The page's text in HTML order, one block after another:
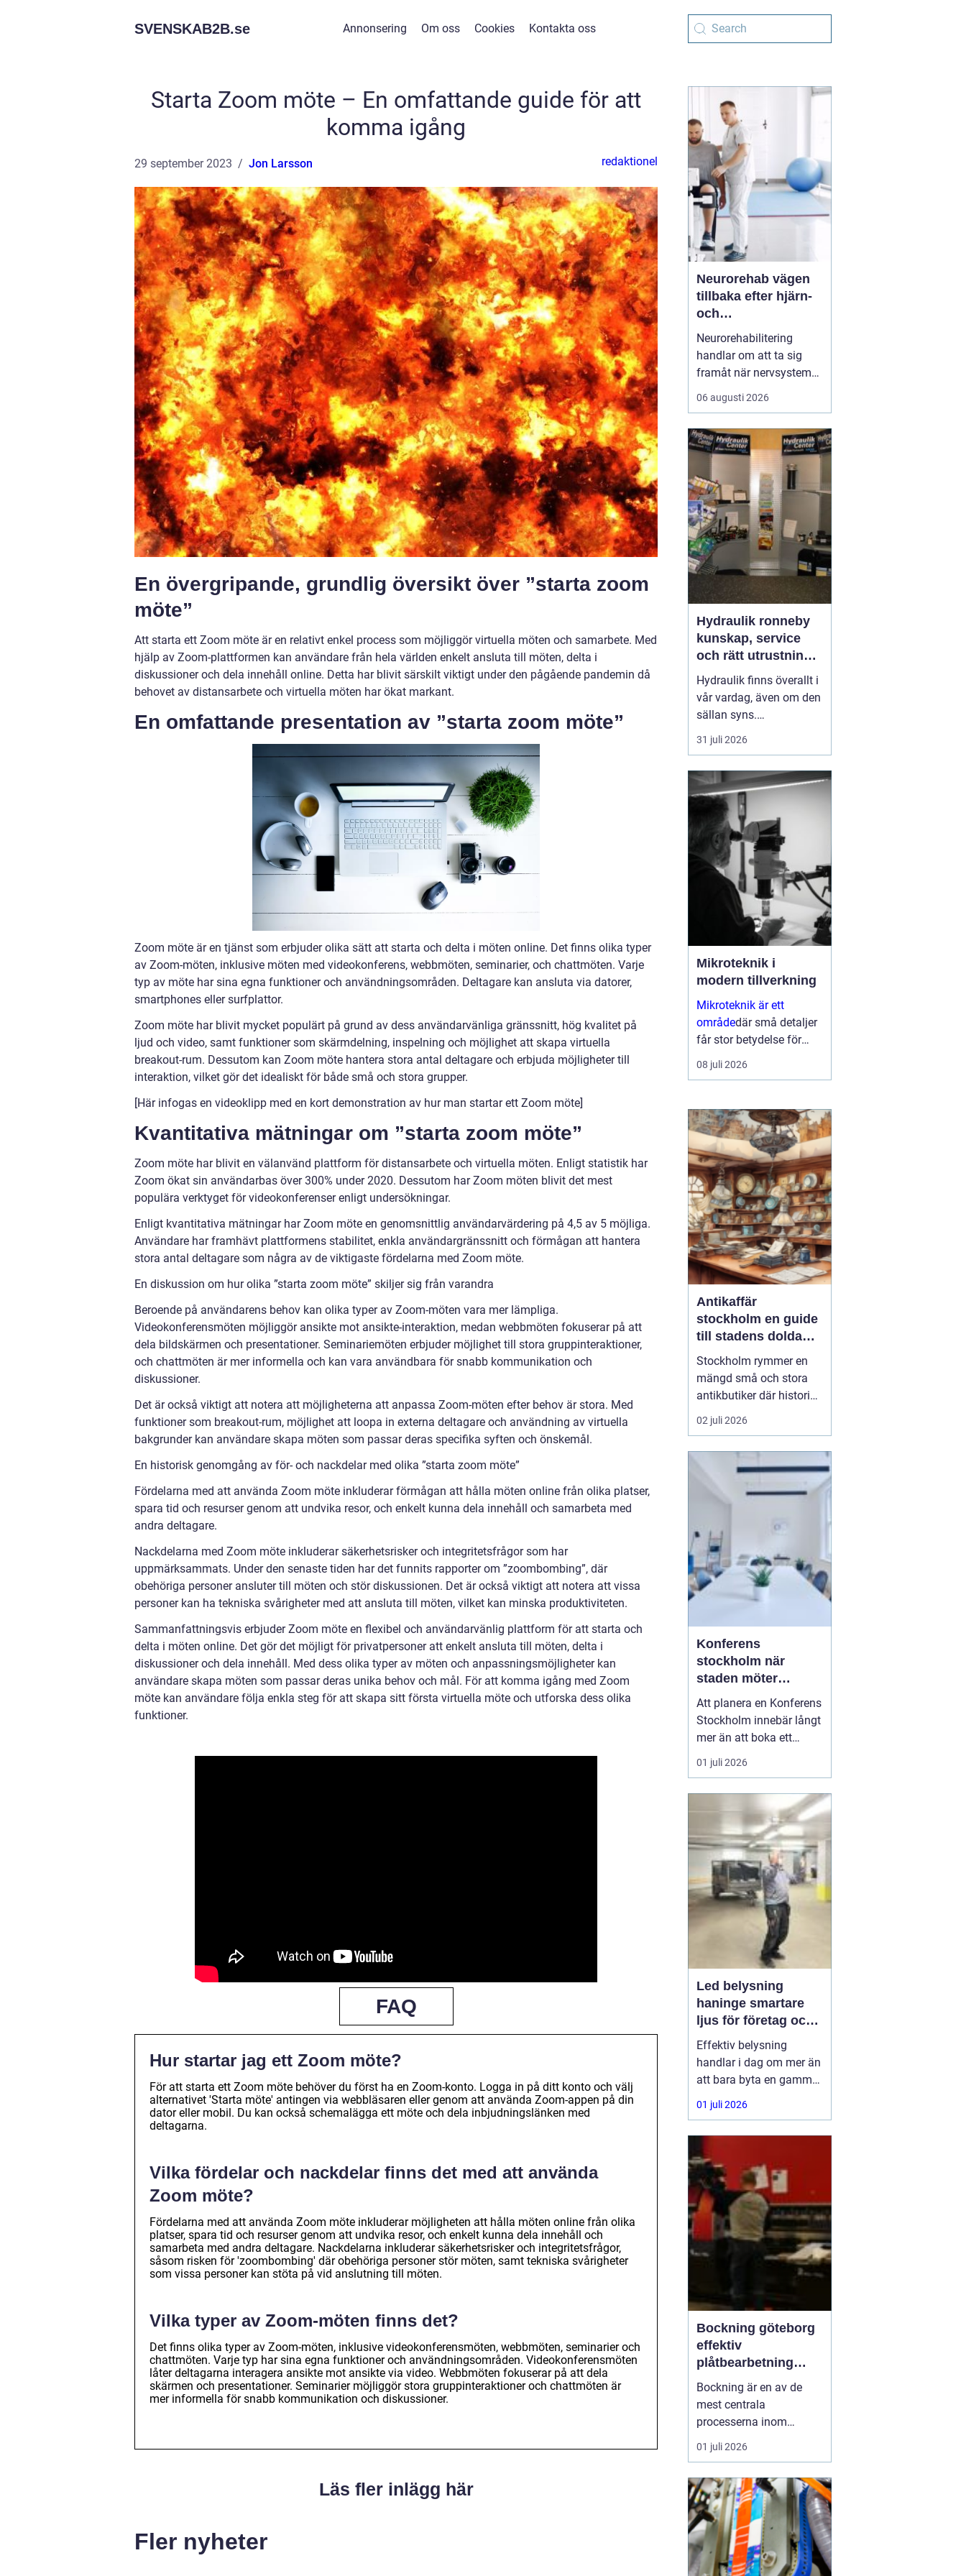
SVENSKAB2B.se Annonsering Om oss Cookies Kontakta oss
Starta Zoom möte – En omfattande guide för att
komma igång
29 september 2023 Jon Larsson redaktionel
En övergripande, grundlig översikt över ”starta zoom
möte”
Att starta ett Zoom möte är en relativt enkel process som möjliggör virtuella möten och samarbete. Med
hjälp av Zoom-plattformen kan användare från hela världen enkelt ansluta till möten, delta i
diskussioner och dela innehåll online. Detta har blivit särskilt viktigt under den pågående pandemin då
behovet av distansarbete och virtuella möten har ökat markant.
En omfattande presentation av ”starta zoom möte”
Zoom möte är en tjänst som erbjuder olika sätt att starta och delta i möten online. Det finns olika typer
av Zoom-möten, inklusive möten med videokonferens, webbmöten, seminarier, och chattmöten. Varje
typ av möte har sina egna funktioner och användningsområden. Deltagare kan ansluta via datorer,
smartphones eller surfplattor.
Zoom möte har blivit mycket populärt på grund av dess användarvänliga gränssnitt, hög kvalitet på
ljud och video, samt funktioner som skärmdelning, inspelning och möjlighet att skapa virtuella
breakout-rum. Dessutom kan Zoom möte hantera stora antal deltagare och erbjuda möjligheter till
interaktion, vilket gör det idealiskt för både små och stora grupper.
[Här infogas en videoklipp med en kort demonstration av hur man startar ett Zoom möte]
Kvantitativa mätningar om ”starta zoom möte”
Zoom möte har blivit en välanvänd plattform för distansarbete och virtuella möten. Enligt statistik har
Zoom ökat sin användarbas över 300% under 2020. Dessutom har Zoom möten blivit det mest
populära verktyget för videokonferenser enligt undersökningar.
Enligt kvantitativa mätningar har Zoom möte en genomsnittlig användarvärdering på 4,5 av 5 möjliga.
Användare har framhävt plattformens stabilitet, enkla användargränssnitt och förmågan att hantera
stora antal deltagare som några av de viktigaste fördelarna med Zoom möte.
En diskussion om hur olika ”starta zoom möte” skiljer sig från varandra
Beroende på användarens behov kan olika typer av Zoom-möten vara mer lämpliga.
Videokonferensmöten möjliggör ansikte mot ansikte-interaktion, medan webbmöten fokuserar på att
dela bildskärmen och presentationer. Seminariemöten erbjuder möjlighet till stora gruppinteraktioner,
och chattmöten är mer informella och kan vara användbara för snabb kommunikation och
diskussioner.
Det är också viktigt att notera att möjligheterna att anpassa Zoom-möten efter behov är stora. Med
funktioner som breakout-rum, möjlighet att loopa in externa deltagare och användning av virtuella
bakgrunder kan användare skapa möten som passar deras specifika syften och önskemål.
En historisk genomgång av för- och nackdelar med olika ”starta zoom möte”
Fördelarna med att använda Zoom möte inkluderar förmågan att hålla möten online från olika platser,
spara tid och resurser genom att undvika resor, och enkelt kunna dela innehåll och samarbeta med
andra deltagare.
Nackdelarna med Zoom möte inkluderar säkerhetsrisker och integritetsfrågor som har
uppmärksammats. Under den senaste tiden har det funnits rapporter om ”zoombombing”, där
obehöriga personer ansluter till möten och stör diskussionen. Det är också viktigt att notera att vissa
personer kan ha tekniska svårigheter med att ansluta till möten, vilket kan minska produktiviteten.
Sammanfattningsvis erbjuder Zoom möte en flexibel och användarvänlig plattform för att starta och
delta i möten online. Det gör det möjligt för privatpersoner att enkelt ansluta till möten, delta i
diskussioner och dela innehåll. Med dess olika typer av möten och anpassningsmöjligheter kan
användare skapa möten som passar deras unika behov och mål. För att komma igång med Zoom
möte kan användare följa enkla steg för att skapa sitt första virtuella möte och utforska dess olika
funktioner.
FAQ
Hur startar jag ett Zoom möte?
För att starta ett Zoom möte behöver du först ha en Zoom-konto. Logga in på ditt konto och välj
alternativet 'Starta möte' antingen via webbläsaren eller genom att använda Zoom-appen på din
dator eller mobil. Du kan också schemalägga ett möte och dela inbjudningslänken med
deltagarna.
Vilka fördelar och nackdelar finns det med att använda
Zoom möte?
Fördelarna med att använda Zoom möte inkluderar möjligheten att hålla möten online från olika
platser, spara tid och resurser genom att undvika resor, och enkelt kunna dela innehåll och
samarbeta med andra deltagare. Nackdelarna inkluderar säkerhetsrisker och integritetsfrågor,
såsom risken för 'zoombombing' där obehöriga personer stör möten, samt tekniska svårigheter
som vissa personer kan stöta på vid anslutning till möten.
Vilka typer av Zoom-möten finns det?
Det finns olika typer av Zoom-möten, inklusive videokonferensmöten, webbmöten, seminarier och
chattmöten. Varje typ har sina egna funktioner och användningsområden. Videokonferensmöten
låter deltagarna interagera ansikte mot ansikte via video. Webbmöten fokuserar på att dela
skärmen och presentationer. Seminarier möjliggör stora gruppinteraktioner och chattmöten är
mer informella för snabb kommunikation och diskussioner.
Läs fler inlägg här
Fler nyheter
Neurorehab vägen
tillbaka efter hjärn-
och
ryggmärgsskador
Neurorehabilitering
handlar om att ta sig
framåt när nervsystemet
har skadats eller
påverkats av sjukdom.
funktion, stärka det som
fortfarande fungerar och
skapa nya strategier för
vardagen. Med rätt stöd,
tillräcklig träning och ...
06 augusti 2026
Hydraulik ronneby
kunskap, service
och rätt utrustning
när det behövs som
mest
Hydraulik finns överallt i
vår vardag, även om den
sällan syns.
Skogsmaskiner,
lantbruksmaskiner,
industrilinjer och sågverk
är alla beroende av
välfungerande
hydrauliska system. När
en slang brister eller en
cylinder läcker stanna...
31 juli 2026
Mikroteknik i
modern tillverkning
Mikroteknik är ett
områdedär små detaljer
får stor betydelse för
helheten. När
komponenter blir mindre,
08 juli 2026
Antikaffär
stockholm en guide
till stadens dolda
skatter
Stockholm rymmer en
mängd små och stora
antikbutiker där historia,
hantverk och personlig
stil möts. För många
Antikaffär Stockholm
lika mycket om känslan
som om själva köpet.
02 juli 2026
Konferens
stockholm när
staden möter
skärgård och
landsbygd
Att planera en Konferens
Stockholm innebär långt
mer än att boka ett
mötesrum och ordna
fika. Företag söker idag
fokus, ger energi och
stärker relationer i
gruppen. Många märker
också att de mest
givande samtalen
uppstår en bit bor...
01 juli 2026
Led belysning
haninge smartare
ljus för företag och
fastigheter
Effektiv belysning
handlar i dag om mer än
att bara byta en gammal
armatur mot en ny.
Företag,
Haninge söker lösningar
som sänker
energikostnader, ger
bättre arbetsmiljö och
kräver minimalt
underhåll.
01 juli 2026
Bockning göteborg
effektiv
plåtbearbetning
med precision
Bockning är en av de
mest centrala
processerna inom
modern plåtbearbetning.
I en industriregion som
marin, fordons- och
byggsektor är starka,
spelar väl utförd
bockning en avgörande
roll för allt från räcken
01 juli 2026